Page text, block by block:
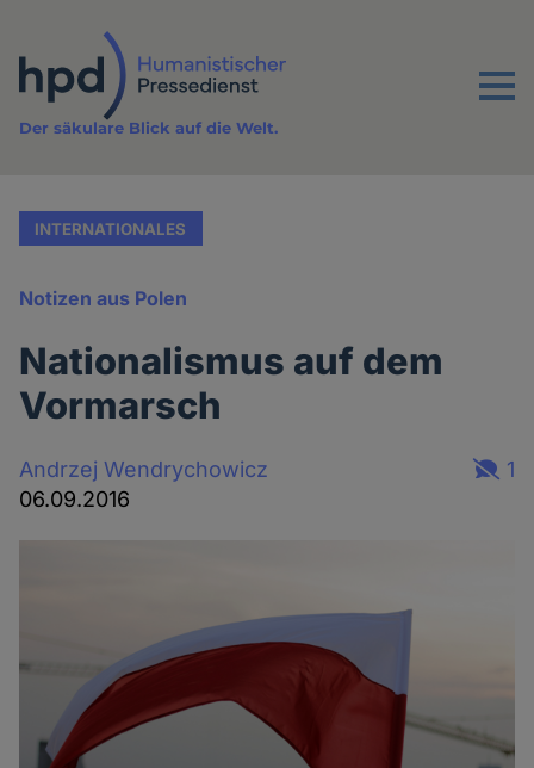
Inhalt
Menu
Der säkulare Blick auf die Welt.
INTERNATIONALES
Notizen aus Polen
Nationalismus auf dem
Vormarsch
Andrzej Wendrychowicz
06.09.2016
1